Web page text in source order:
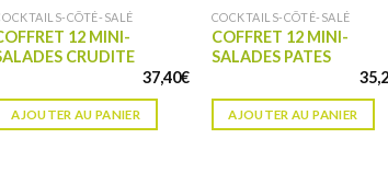
CÔTÉ-SALÉ
12 MINI-
CRUDITE
37,40€
AJOUTER AU PANIER
COCKTAILS-CÔTÉ-SALÉ
COFFRET 12 MINI-
SALADES PATES
AJOUTER AU PANIER